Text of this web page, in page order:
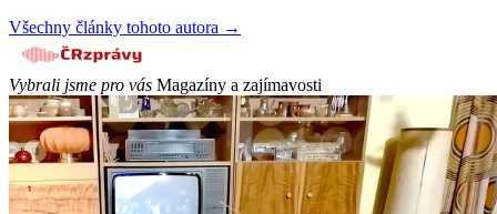
Všechny články tohoto autora →
Vybrali jsme pro vás Magazíny a zajímavosti